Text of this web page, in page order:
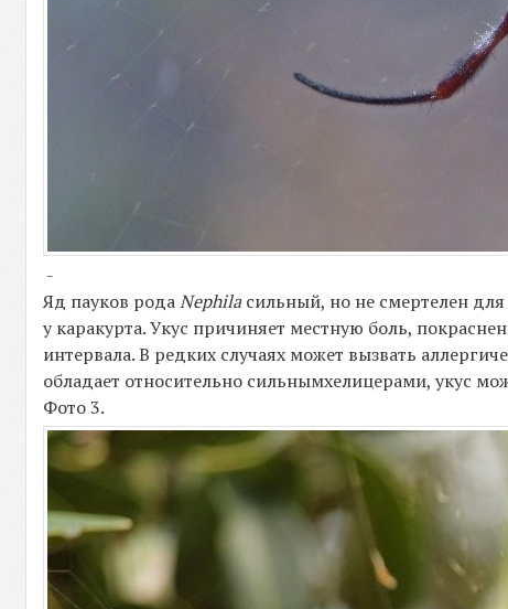
-
Яд пауков родаNephilaсильный, но не смертелен
у каракурта. Укус причиняет местную боль,
интервала. В редких случаях может вызвать
обладает относительно сильнымхелицерами, укус
Фото 3.